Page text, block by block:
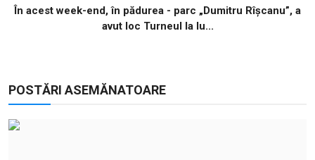
În acest week-end, în pădurea - parc „Dumitru Rîșcanu”, a
avut loc Turneul la lu...
POSTĂRI ASEMĂNATOARE